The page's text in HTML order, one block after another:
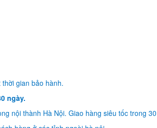
gian bảo hành.
ngày.
nội thành Hà Nội. Giao hàng siêu tốc trong